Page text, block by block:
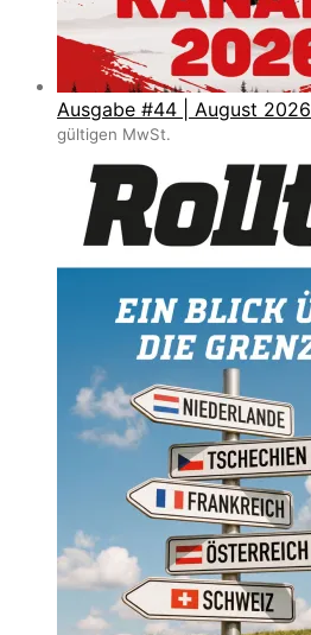
Ausgabe #44 | August 2026
gültigen MwSt.